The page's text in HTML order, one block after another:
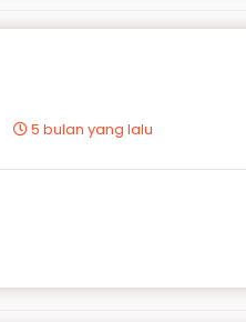
5 bulan yang lalu